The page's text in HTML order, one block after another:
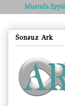
Mustafa
Sonsuz Ark